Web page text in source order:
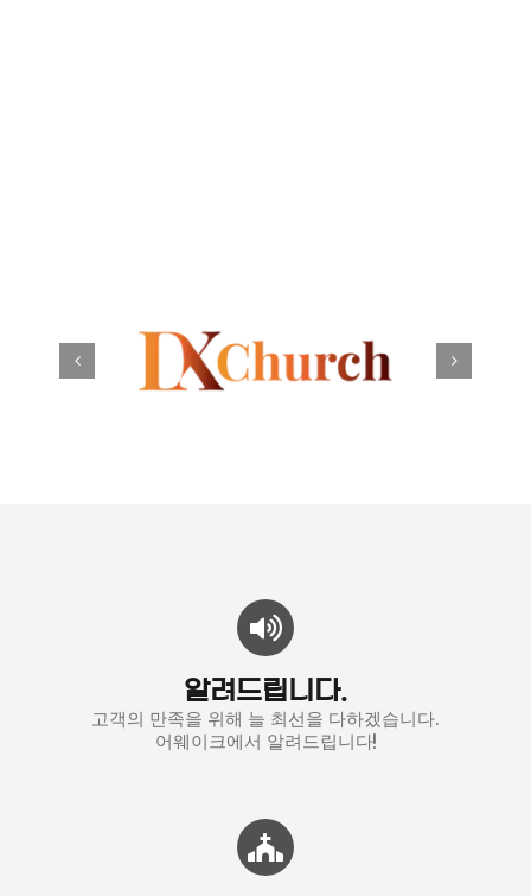
알려드립니다.
고객의 만족을 위해 늘 최선을 다하겠습니다.
어웨이크에서 알려드립니다!